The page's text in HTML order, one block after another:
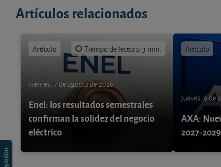
Artículos relacionados
Artículo Tiempo de lectura: 3 min.
viernes, 7 de agosto de 2026
Enel: los resultados semestrales
confirman la solidez del negocio
eléctrico
Artículo
jueves, 6 de
AXA:
2027-2029